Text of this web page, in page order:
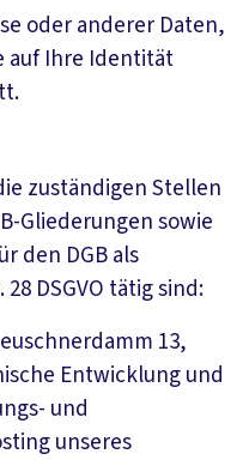
oder anderer Daten,
auf Ihre Identität
zuständigen Stellen
Gliederungen sowie
den DGB als
DSGVO tätig sind:
13,
Entwicklung und
und
unseres